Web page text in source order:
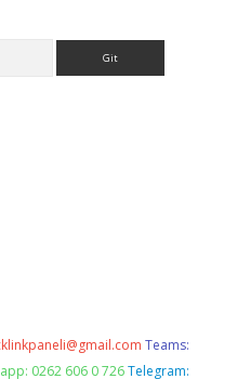
Teams:
0262 606 0 726 Telegram: